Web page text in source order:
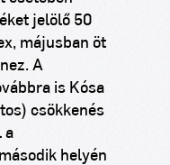
jelölő 50
májusban öt
A
is Kósa
csökkenés
a
helyén